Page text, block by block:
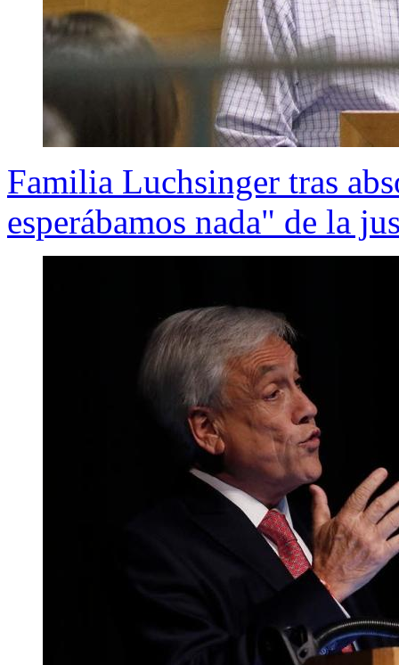
Familia Luchsinger tras
esperábamos nada" de la